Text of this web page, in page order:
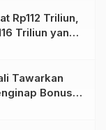
Rp112 Triliun,
Triliun yang
Tawarkan
Bonus
Rp88.888